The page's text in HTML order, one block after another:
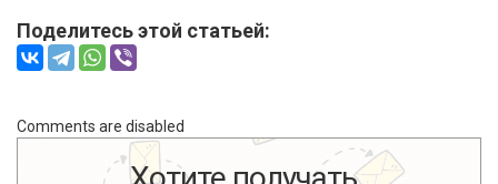
Поделитесь этой статьей:
Comments are disabled